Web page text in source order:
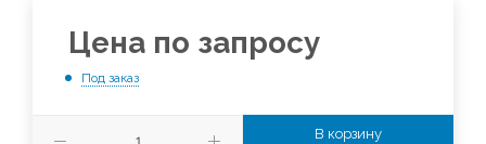
Цена по запросу
Под заказ
В корзину